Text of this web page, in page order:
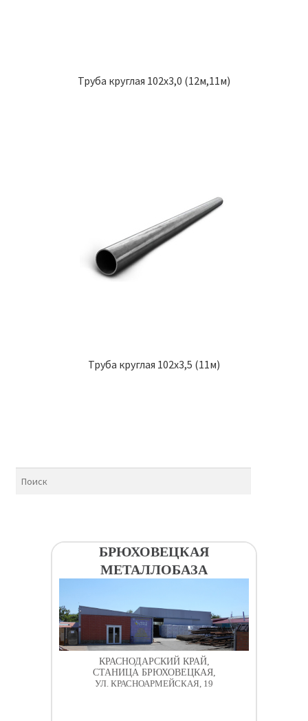
Труба круглая 102х3,0 (12м,11м)
Труба круглая 102х3,5 (11м)
БРЮХОВЕЦКАЯ
МЕТАЛЛОБАЗА
КРАСНОДАРСКИЙ КРАЙ,
СТАНИЦА БРЮХОВЕЦКАЯ,
УЛ. КРАСНОАРМЕЙСКАЯ, 19